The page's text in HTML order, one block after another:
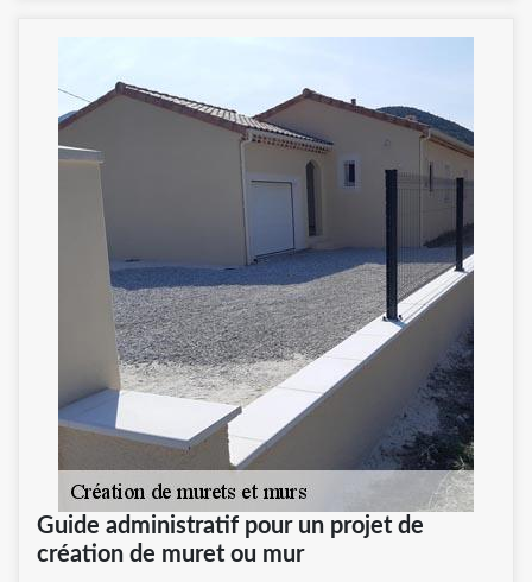
Guide administratif pour un projet de
création de muret ou mur